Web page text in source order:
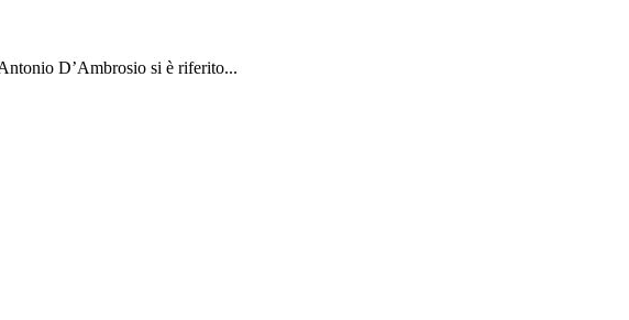
D’Ambrosio si è riferito...